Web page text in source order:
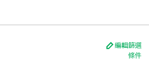
編輯篩選
條件